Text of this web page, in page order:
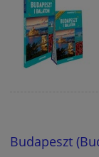
Budapeszt